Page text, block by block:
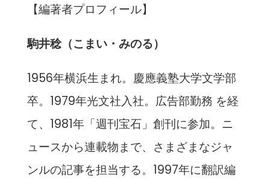
【編著者プロフィール】
駒井稔（こまい・みのる）
1956年横浜生まれ。慶應義塾大学文学部
卒。1979年光文社入社。広告部勤務 を経
て、1981年「週刊宝石」創刊に参加。ニ
ュースから連載物まで、さまざまなジャ
ンルの記事を担当する。1997年に翻訳編